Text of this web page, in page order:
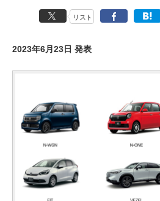
リスト
2023年6月23日 発表